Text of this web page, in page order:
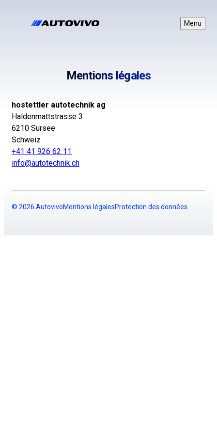
Menu
Mentions légales
hostettler autotechnik ag
Haldenmattstrasse 3
6210 Sursee
Schweiz
+41 41 926 62 11
info@autotechnik.ch
navigation
© 2026 AutovivoMentions légalesProtection des données